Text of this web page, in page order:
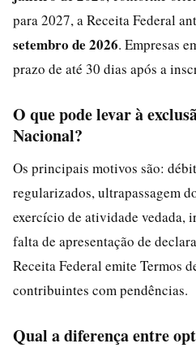
para 2027, a Receita Federal
setembro de 2026. Empresas
prazo de até 30 dias após a
O que pode levar à
Nacional?
Os principais motivos são:
regularizados, ultrapassagem
exercício de atividade vedada,
falta de apresentação de
Receita Federal emite Termos
contribuintes com pendências.
Qual a diferença entre